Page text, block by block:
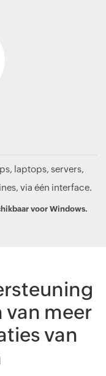
laptops, servers,
via één interface.
voor Windows.
meer
van